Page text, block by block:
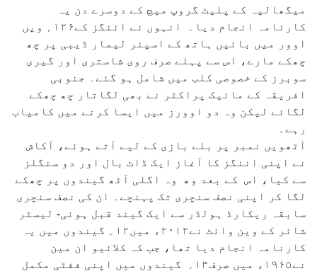
میگھالیہ کے پلیٹ گروپ میچ کے دوسرے دن یہ
کارنامہ انجام دیا۔ انہوں نے اننگز کے۱۲۶؍ ویں
اوور میں بائیں ہاتھ کے اسپنر لیمار ڈیبی پر چھ
چھکے مارے، اس سے پہلے صرف روی شاستری اور گیری
سوبرز کے خصوصی کلب میں شامل ہو گئے۔ جنوبی
افریقہ کے مائیک پراکٹر نے بھی لگاتار چھ چھکے
لگائے لیکن وہ دو اوورز میں ایسا کرنے میں کامیاب
رہے۔
آٹھویں نمبر پر بلے بازی کے لیے آتے ہوئے، آکاش
نے اپنی اننگز کا آغاز ایک ڈاٹ بال اور دو سنگلز
سے کیا، اس کے بعد وھ وہ اگلی آٹھ گیندوں پر چھکے
لگا کر اپنی نصف سنچری تک پہنچے۔ ان کی نصف سنچری
سابقہ ریکارڈ ہولڈر سے ایک گیند قبل ہوئی- لیسٹر
شائر کے وین وائٹ نے۲۰۱۲ء میں۱۲؍ گیندوں میں یہ
کارنامہ انجام دیا تھا، جب کہ کلائیو ان مین
نے۱۹۶۵ء میں صرف۱۳؍ گیندوں میں اپنی ففٹی مکمل